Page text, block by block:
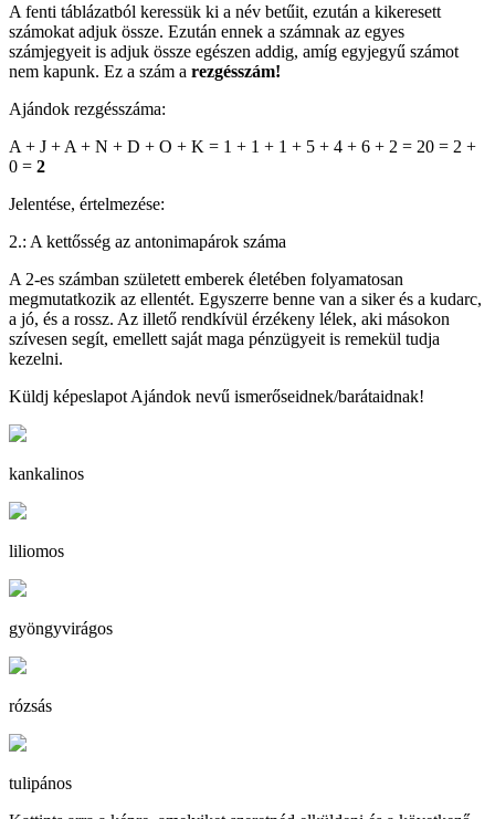
A fenti táblázatból keressük ki a név betűit, ezután a kikeresett
számokat adjuk össze. Ezután ennek a számnak az egyes
számjegyeit is adjuk össze egészen addig, amíg egyjegyű számot
nem kapunk. Ez a szám a rezgésszám!
Ajándok rezgésszáma:
A + J + A + N + D + O + K = 1 + 1 + 1 + 5 + 4 + 6 + 2 = 20 = 2 +
0 = 2
Jelentése, értelmezése:
2.: A kettősség az antonimapárok száma
A 2-es számban született emberek életében folyamatosan
megmutatkozik az ellentét. Egyszerre benne van a siker és a kudarc,
a jó, és a rossz. Az illető rendkívül érzékeny lélek, aki másokon
szívesen segít, emellett saját maga pénzügyeit is remekül tudja
kezelni.
Küldj képeslapot Ajándok nevű ismerőseidnek/barátaidnak!
kankalinos
liliomos
gyöngyvirágos
rózsás
tulipános